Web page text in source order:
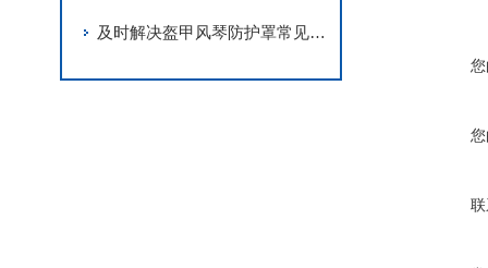
及时解决盔甲风琴防护罩常见问题是确保其精度的关键